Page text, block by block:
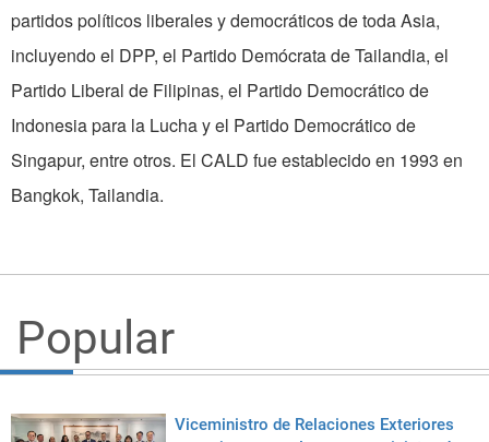
partidos políticos liberales y democráticos de toda Asia,
incluyendo el DPP, el Partido Demócrata de Tailandia, el
Partido Liberal de Filipinas, el Partido Democrático de
Indonesia para la Lucha y el Partido Democrático de
Singapur, entre otros. El CALD fue establecido en 1993 en
Bangkok, Tailandia.
Popular
Viceministro de Relaciones Exteriores